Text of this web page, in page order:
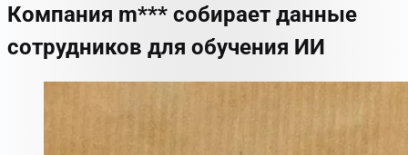
Компания m*** собирает данные
сотрудников для обучения ИИ